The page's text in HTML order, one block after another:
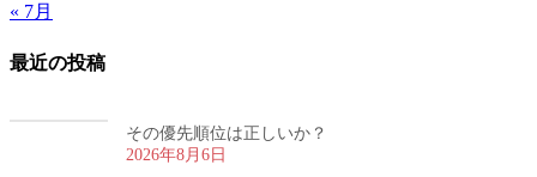
« 7月
最近の投稿
その優先順位は正しいか？
2026年8月6日